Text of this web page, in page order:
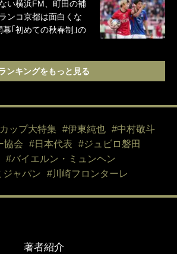
い横浜FM、町田の補
ンコ京都は面白くな
幕｢初めての秋春制｣の
ンキングをもっと見る
ップ大特集 #伊東純也
#中村敬斗
協会
#日本代表
#ジュビロ磐田
#バイエルン・ミュンヘン
ジャパン
#川崎フロンターレ
著者紹介